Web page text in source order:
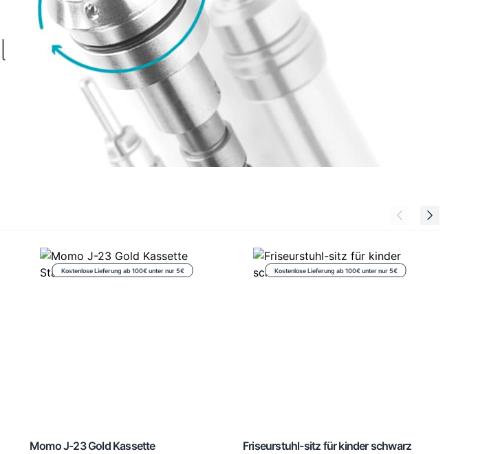
Kostenlose Lieferung ab 100€ unter nur 5€
Momo J-23 Gold Kassette
Kostenlose Lieferung ab 100€ unter nur 5€
Friseurstuhl-sitz für kinder schwarz